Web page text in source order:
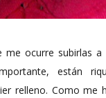
me ocurre subirlas a
están
relleno. Como me